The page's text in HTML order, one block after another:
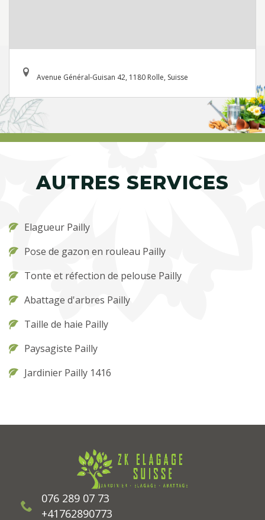
Avenue Général-Guisan 42, 1180 Rolle, Suisse
AUTRES SERVICES
Elagueur Pailly
Pose de gazon en rouleau Pailly
Tonte et réfection de pelouse Pailly
Abattage d'arbres Pailly
Taille de haie Pailly
Paysagiste Pailly
Jardinier Pailly 1416
076 289 07 73
+41762890773